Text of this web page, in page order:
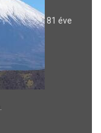
81 éve